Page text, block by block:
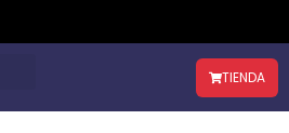
TIENDA